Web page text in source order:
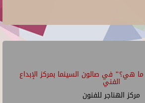
ما هي؟" في صالون السينما بمركز الإبداع
الفني
مركز الهناجر للفنون